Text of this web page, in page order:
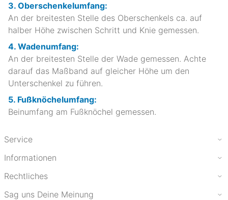
3. Oberschenkelumfang:
An der breitesten Stelle des Oberschenkels ca. auf
halber Höhe zwischen Schritt und Knie gemessen.
4. Wadenumfang:
An der breitesten Stelle der Wade gemessen. Achte
darauf das Maßband auf gleicher Höhe um den
Unterschenkel zu führen.
5. Fußknöchelumfang:
Beinumfang am Fußknöchel gemessen.
Service
Informationen
Rechtliches
Sag uns Deine Meinung